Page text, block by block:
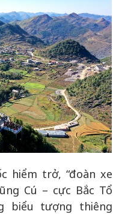
hiểm trở, “đoàn xe
Cú – cực Bắc Tổ
biểu tượng thiêng